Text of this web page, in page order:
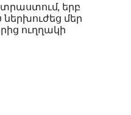
երբ
մեր
ուղղակի